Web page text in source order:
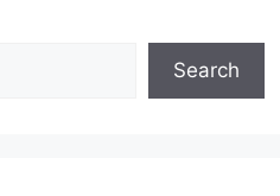
Search